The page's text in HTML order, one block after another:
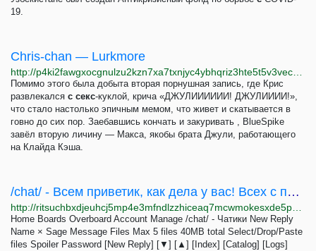
19.
Chris-chan — Lurkmore
Помимо этого была добыта вторая порнушная запись, где Крис
развлекался с секс-куклой, крича «ДЖУЛИИИИИИ! ДЖУЛИИИИ!»,
что стало настолько эпичным мемом, что живет и скатывается в
говно до сих пор. Заебавшись кончать и закуривать , BlueSpike
завёл вторую личину — Макса, якобы брата Джули, работающего
на Клайда Кэша.
/chat/ - Всем приветик, как дела у вас! Всех с пасхой!
Home Boards Overboard Account Manage /chat/ - Чатики New Reply
Name × Sage Message Files Max 5 files 40MB total Select/Drop/Paste
files Spoiler Password [New Reply] [▼] [▲] [Index] [Catalog] [Logs]